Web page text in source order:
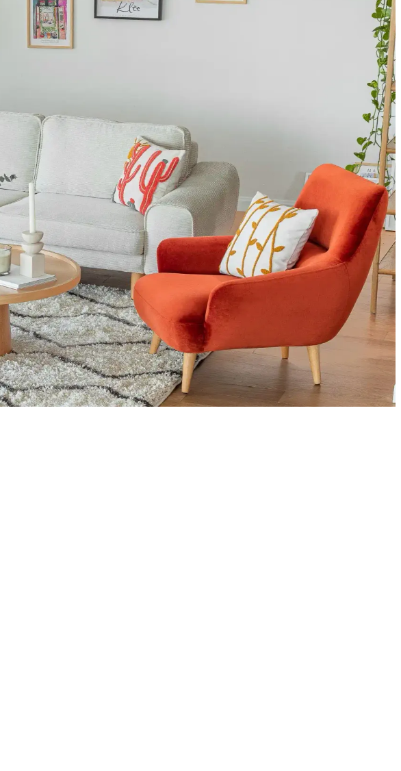
uyum, yaşam alanına sıcaklık ve kişilik katar.
sağlar. Doğru duvar rengi ve sanat eserleriyle ferah bir atmosfer oluşturulur.
Sahil evlerinde kum ve neme karşı pratik çözümler önemlidir.
parçalarla ekonomik ve esnek alternatifler oluşturulmasına yol açıyor. Üretim
yerleşimi, mekanın estetiğini ve ferahlığını artırır.
boyama ve hijyenik halı tercihleri mekâna estetik ve fonksiyonellik katar.
Doğru mobilya seçimi ve aksesuar kullanımı mekânı hem konforlu hem şık kılar.